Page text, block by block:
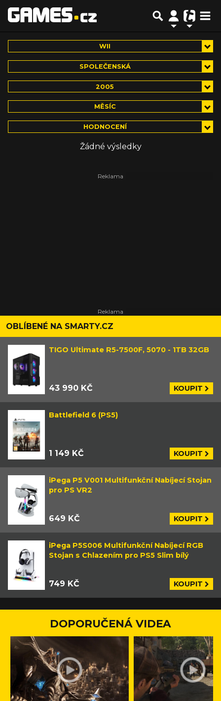
WII
SPOLEČENSKÁ
2005
MĚSÍC
HODNOCENÍ
Žádné výsledky
OBLÍBENÉ NA SMARTY.CZ
TIGO Ultimate R5-7500F, 5070 - 1TB 32GB
43 990 KČ KOUPIT
Battlefield 6 (PS5)
1 149 KČ KOUPIT
iPega P5 V001 Multifunkční Nabíjecí Stojan
pro PS VR2
649 KČ KOUPIT
iPega P5S006 Multifunkční Nabíjecí RGB
Stojan s Chlazením pro PS5 Slim bílý
749 KČ KOUPIT
DOPORUČENÁ VIDEA